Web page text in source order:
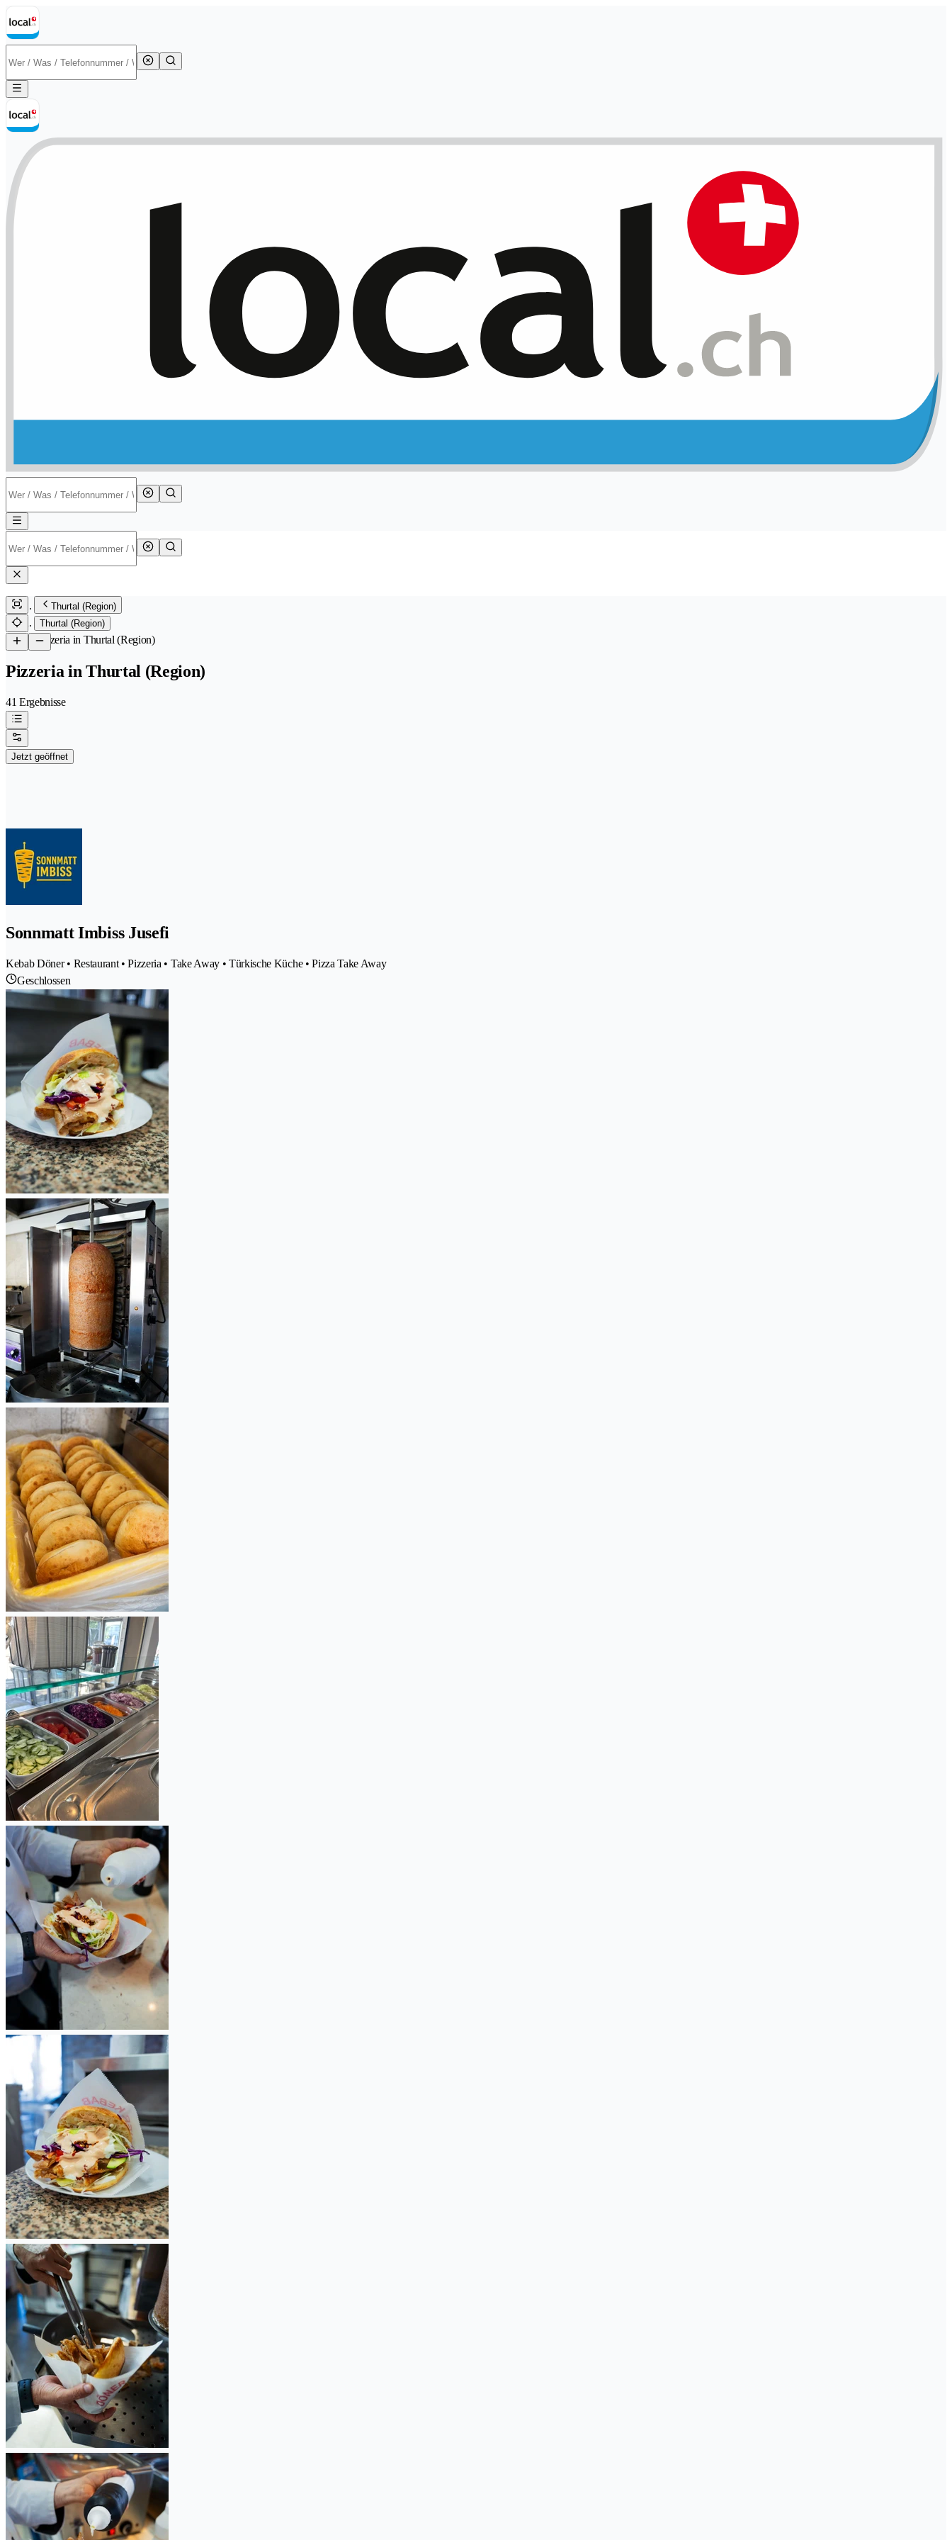
Thurtal (Region)
Thurtal (Region)
/Pizzeria in Thurtal (Region)
Pizzeria in Thurtal (Region)
41 Ergebnisse
Jetzt geöffnet
Sonnmatt Imbiss Jusefi
Kebab Döner • Restaurant • Pizzeria • Take Away • Türkische Küche • Pizza Take Away
Geschlossen